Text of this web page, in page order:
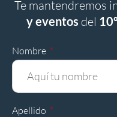
Te mantendremos
y eventos del
Nombre
Apellido